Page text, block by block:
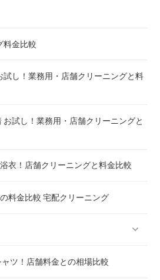
トレスのクリーニング ! どこがいい
洗い方 ! 洗えないタイプの対処法も
ないタイプの対処法も
料金比較
試し！業務用・店舗クリーニングと料
試し！業務用・店舗クリーニングと
衣！店舗クリーニングと料金比較
料金比較 宅配クリーニング
リーニング 高品質 料金 比較
ツ！店舗料金との相場比較